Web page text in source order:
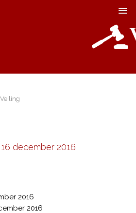
16 december 2016
2016
2016